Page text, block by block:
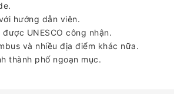
hướng dẫn viên.
UNESCO công nhận.
và nhiều địa điểm khác nữa.
thành phố ngoạn mục.